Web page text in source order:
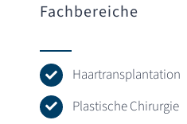
Fachbereiche
Haartransplantation
Plastische Chirurgie